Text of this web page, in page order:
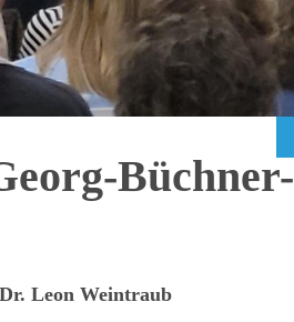
Büchner-
Leon Weintraub